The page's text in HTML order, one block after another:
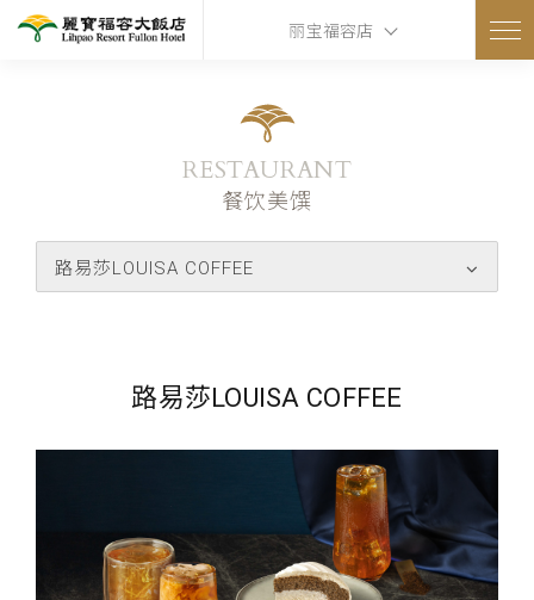
丽宝福容店
RESTAURANT
餐饮美馔
路易莎LOUISA COFFEE
路易莎LOUISA COFFEE